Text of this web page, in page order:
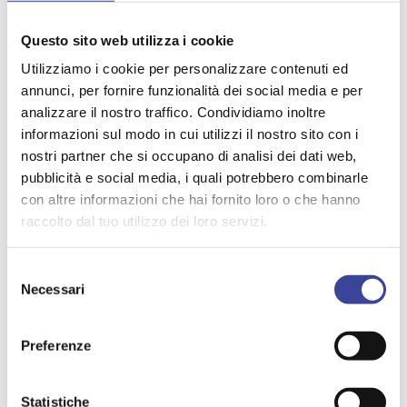
Questo sito web utilizza i cookie
Utilizziamo i cookie per personalizzare contenuti ed
annunci, per fornire funzionalità dei social media e per
analizzare il nostro traffico. Condividiamo inoltre
informazioni sul modo in cui utilizzi il nostro sito con i
nostri partner che si occupano di analisi dei dati web,
pubblicità e social media, i quali potrebbero combinarle
con altre informazioni che hai fornito loro o che hanno
raccolto dal tuo utilizzo dei loro servizi.
delNecessari
Preferenze
Statistiche
Programma 3 dicembre
Programma 10 dicembre
Programma 14 gennaio
Programma 28 gennaio